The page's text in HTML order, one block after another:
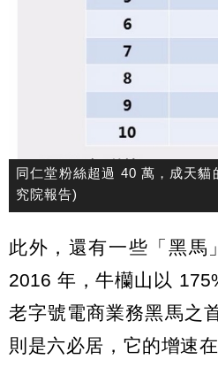
同仁堂粉絲超過 40 萬，成天
究院報告)
此外，還有一些「黑馬
2016 年，牛欗山以
老字號電商業務黑馬之
則是六必居，它的增速